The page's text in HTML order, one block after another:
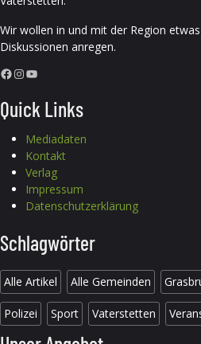
Wir wollen in und mit der Region
Diskussionen anregen.
Facebook InstagramYouTube
Quick Links
Mediadaten
Kontakt
Verlag
Impressum
Datenschutzerklärung
Schlagwörter
Alle Artikel Alle Gemeinden
Polizei Sport Vaterstetten